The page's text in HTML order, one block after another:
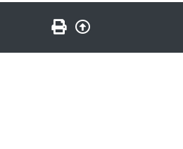
Seite drucken
Zurück nach